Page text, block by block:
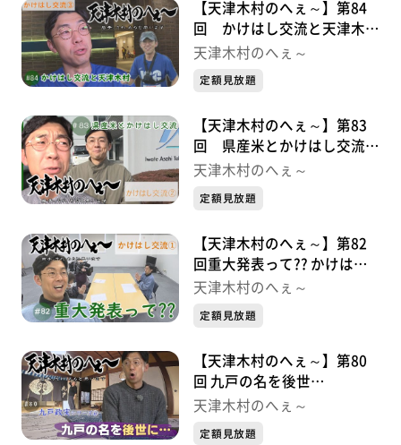
【天津木村のへぇ～】第84
回 かけはし交流と天津木村
かけはし交流シリーズ③
天津木村のへぇ～
定額見放題
【天津木村のへぇ～】第83
回 県産米とかけはし交流
かけはし交流シリーズ②
天津木村のへぇ～
定額見放題
【天津木村のへぇ～】第82
回重大発表って?? かけはし
交流シリーズ①
天津木村のへぇ～
定額見放題
【天津木村のへぇ～】第80
回 九戸の名を後世
に・・・ 九戸政実シリーズ
天津木村のへぇ～
定額見放題